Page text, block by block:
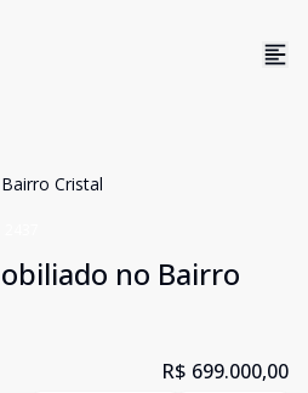
Cristal
no Bairro
R$ 699.000,00